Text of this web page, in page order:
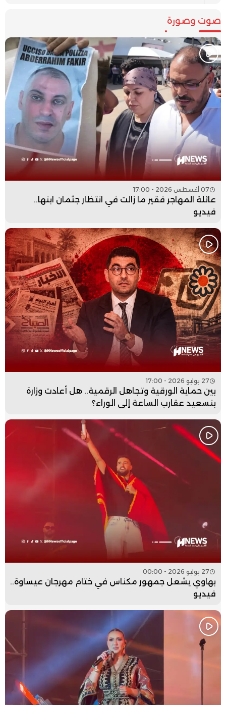
صوت وصورة
07 أغسطس 2026 - 17:00
عائلة المهاجر فقير ما زالت في انتظار جثمان ابنها..
فيديو
27 يوليو 2026 - 17:00
بين حماية الورقية وتجاهل الرقمية.. هل أعادت وزارة
بنسعيد عقارب الساعة إلى الوراء؟
27 يوليو 2026 - 00:00
بهاوي يشعل جمهور مكناس في ختام مهرجان عيساوة..
فيديو